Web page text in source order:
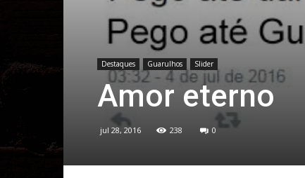
Destaques Guarulhos Slider
Amor eterno
jul 28, 2016 238 0